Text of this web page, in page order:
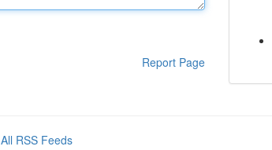
Report Page
All RSS Feeds